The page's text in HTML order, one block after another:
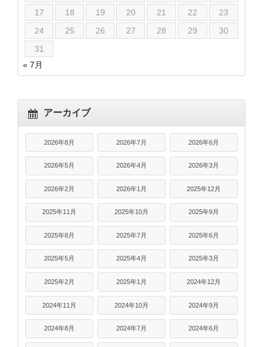
17
18 19 20 21 22
23
24
25 26 27 28 29
30
31
« 7月
アーカイブ
2026年8月 2026年7月 2026年6月
2026年5月 2026年4月 2026年3月
2026年2月 2026年1月 2025年12月
2025年11月 2025年10月 2025年9月
2025年8月 2025年7月 2025年6月
2025年5月 2025年4月 2025年3月
2025年2月 2025年1月 2024年12月
2024年11月 2024年10月 2024年9月
2024年8月 2024年7月 2024年6月